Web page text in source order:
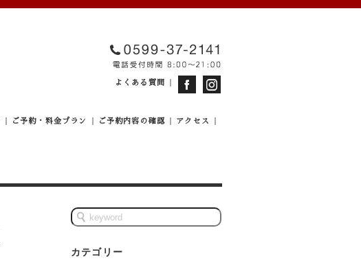
よくある質問
ご予約・料金プラン ご予約内容の確認 アクセス
カテゴリー